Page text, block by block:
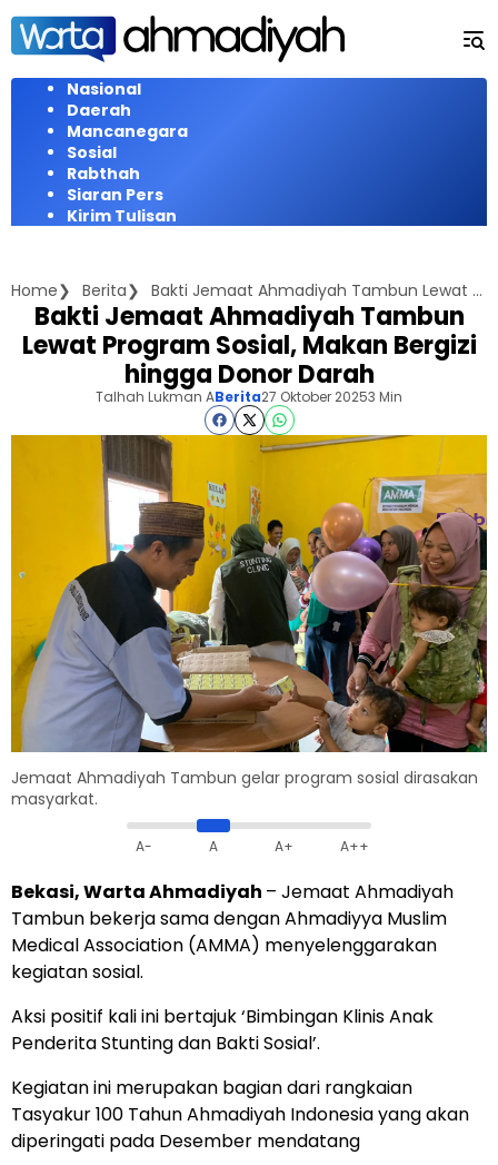
Langsung
konten
Nasional
Daerah
Mancanegara
Sosial
Rabthah
Siaran Pers
Kirim Tulisan
Home Berita Bakti Jemaat Ahmadiyah Tambun Lewat Program Sosial, Makan Bergizi hingga Donor Darah
Bakti Jemaat Ahmadiyah Tambun
Lewat Program Sosial, Makan Bergizi
hingga Donor Darah
Talhah Lukman ABerita27 Oktober 20253 Min
Jemaat Ahmadiyah Tambun gelar program sosial dirasakan
masyarkat.
A- A A+ A++
Bekasi, Warta Ahmadiyah – Jemaat Ahmadiyah
Tambun bekerja sama dengan Ahmadiyya Muslim
Medical Association (AMMA) menyelenggarakan
kegiatan sosial.
Aksi positif kali ini bertajuk ‘Bimbingan Klinis Anak
Penderita Stunting dan Bakti Sosial’.
Kegiatan ini merupakan bagian dari rangkaian
Tasyakur 100 Tahun Ahmadiyah Indonesia yang akan
diperingati pada Desember mendatang